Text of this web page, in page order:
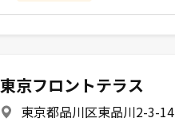
東京フロントテラス
東京都品川区東品川2-3-14